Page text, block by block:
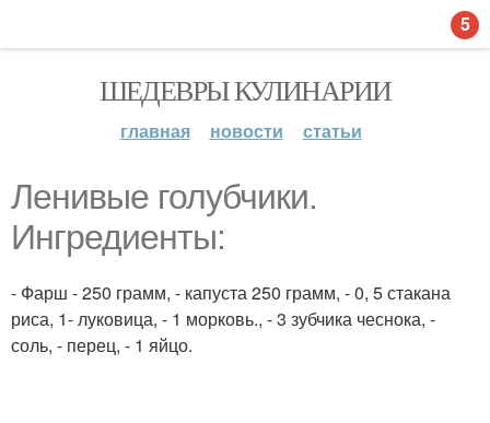
ШЕДЕВРЫ КУЛИНАРИИ
главная новости статьи
Ленивые голубчики.
Ингредиенты:
- Фарш - 250 грамм, - капуста 250 грамм, - 0, 5 стакана
риса, 1- луковица, - 1 морковь., - 3 зубчика чеснока, -
соль, - перец, - 1 яйцо.
5